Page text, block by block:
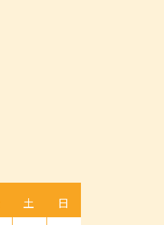
土 日